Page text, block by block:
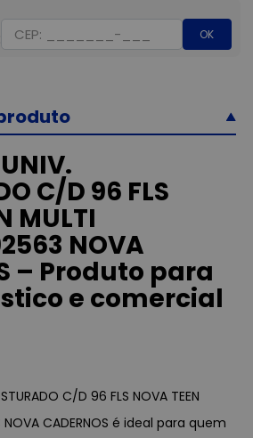
OK
C/D 96 FLS
MULTI
NOVA
– Produto para
e comercial
C/D 96 FLS NOVA TEEN
NOVA CADERNOS é ideal para quem